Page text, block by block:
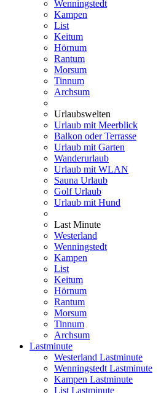
Wenningstedt
Kampen
List
Keitum
Hörnum
Rantum
Morsum
Tinnum
Archsum
Urlaubswelten
Urlaub mit Meerblick
Balkon oder Terrasse
Urlaub mit Garten
Wanderurlaub
Urlaub mit WLAN
Sauna Urlaub
Golf Urlaub
Urlaub mit Hund
Last Minute
Westerland
Wenningstedt
Kampen
List
Keitum
Hörnum
Rantum
Morsum
Tinnum
Archsum
Lastminute
Westerland Lastminute
Wenningstedt Lastminute
Kampen Lastminute
List Lastminute